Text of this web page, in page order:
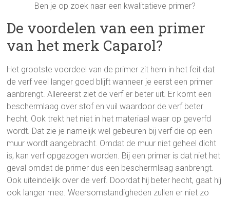
Ben je op zoek naar een kwalitatieve primer?
De voordelen van een primer
van het merk Caparol?
Het grootste voordeel van de primer zit hem in het feit dat
de verf veel langer goed blijft wanneer je eerst een primer
aanbrengt. Allereerst ziet de verf er beter uit. Er komt een
beschermlaag over stof en vuil waardoor de verf beter
hecht. Ook trekt het niet in het materiaal waar op geverfd
wordt. Dat zie je namelijk wel gebeuren bij verf die op een
muur wordt aangebracht. Omdat de muur niet geheel dicht
is, kan verf opgezogen worden. Bij een primer is dat niet het
geval omdat de primer dus een beschermlaag aanbrengt.
Ook uiteindelijk over de verf. Doordat hij beter hecht, gaat hij
ook langer mee. Weersomstandigheden zullen er niet zo